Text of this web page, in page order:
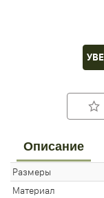
Описание
Размеры
Материал